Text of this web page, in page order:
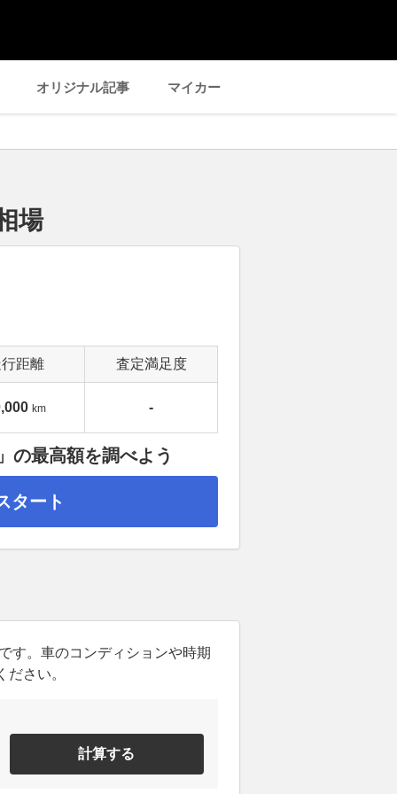
オリジナル記事 マイカー
場
距離 査定満足度
km -
の最高額を調べよう
タート
す。車のコンディションや時期
さい。
計算する